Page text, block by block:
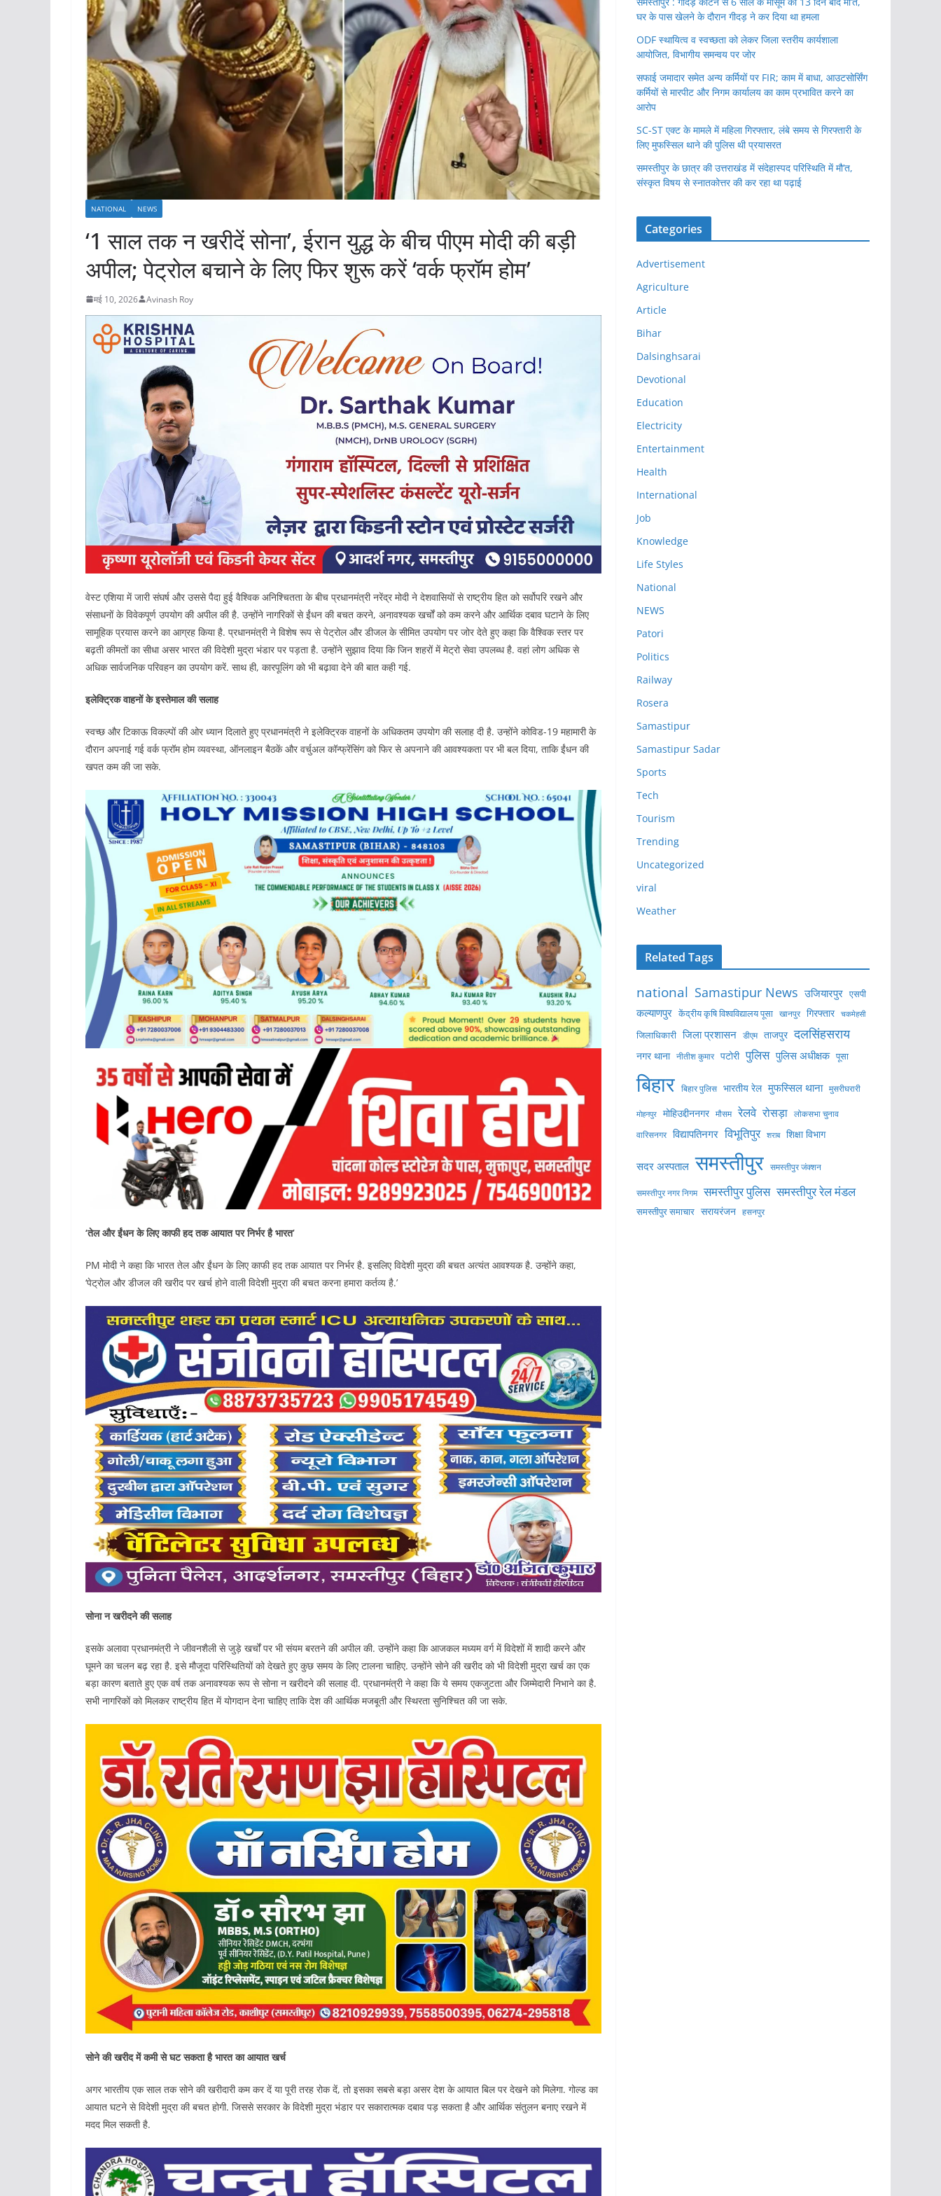
NATIONAL NEWS
‘1 साल तक न खरीदें सोना’, ईरान युद्ध के बीच पीएम मोदी की बड़ी
अपील; पेट्रोल बचाने के लिए फिर शुरू करें ‘वर्क फ्रॉम होम’
मई 10, 2026 Avinash Roy
वेस्ट एशिया में जारी संघर्ष और उससे पैदा हुई वैश्विक अनिश्चितता के बीच प्रधानमंत्री नरेंद्र मोदी ने देशवासियों से राष्ट्रीय हित को सर्वोपरि रखने और
संसाधनों के विवेकपूर्ण उपयोग की अपील की है. उन्होंने नागरिकों से ईंधन की बचत करने, अनावश्यक खर्चों को कम करने और आर्थिक दबाव घटाने के लिए
सामूहिक प्रयास करने का आग्रह किया है. प्रधानमंत्री ने विशेष रूप से पेट्रोल और डीजल के सीमित उपयोग पर जोर देते हुए कहा कि वैश्विक स्तर पर
बढ़ती कीमतों का सीधा असर भारत की विदेशी मुद्रा भंडार पर पड़ता है. उन्होंने सुझाव दिया कि जिन शहरों में मेट्रो सेवा उपलब्ध है. वहां लोग अधिक से
अधिक सार्वजनिक परिवहन का उपयोग करें. साथ ही, कारपूलिंग को भी बढ़ावा देने की बात कही गई.
इलेक्ट्रिक वाहनों के इस्तेमाल की सलाह
स्वच्छ और टिकाऊ विकल्पों की ओर ध्यान दिलाते हुए प्रधानमंत्री ने इलेक्ट्रिक वाहनों के अधिकतम उपयोग की सलाह दी है. उन्होंने कोविड-19 महामारी के
दौरान अपनाई गई वर्क फ्रॉम होम व्यवस्था, ऑनलाइन बैठकें और वर्चुअल कॉन्फ्रेंसिंग को फिर से अपनाने की आवश्यकता पर भी बल दिया, ताकि ईंधन की
खपत कम की जा सके.
‘तेल और ईंधन के लिए काफी हद तक आयात पर निर्भर है भारत’
PM मोदी ने कहा कि भारत तेल और ईंधन के लिए काफी हद तक आयात पर निर्भर है. इसलिए विदेशी मुद्रा की बचत अत्यंत आवश्यक है. उन्होंने कहा,
‘पेट्रोल और डीजल की खरीद पर खर्च होने वाली विदेशी मुद्रा की बचत करना हमारा कर्तव्य है.’
सोना न खरीदने की सलाह
इसके अलावा प्रधानमंत्री ने जीवनशैली से जुड़े खर्चों पर भी संयम बरतने की अपील की. उन्होंने कहा कि आजकल मध्यम वर्ग में विदेशों में शादी करने और
घूमने का चलन बढ़ रहा है. इसे मौजूदा परिस्थितियों को देखते हुए कुछ समय के लिए टालना चाहिए. उन्होंने सोने की खरीद को भी विदेशी मुद्रा खर्च का एक
बड़ा कारण बताते हुए एक वर्ष तक अनावश्यक रूप से सोना न खरीदने की सलाह दी. प्रधानमंत्री ने कहा कि ये समय एकजुटता और जिम्मेदारी निभाने का है.
सभी नागरिकों को मिलकर राष्ट्रीय हित में योगदान देना चाहिए ताकि देश की आर्थिक मजबूती और स्थिरता सुनिश्चित की जा सके.
सोने की खरीद में कमी से घट सकता है भारत का आयात खर्च
अगर भारतीय एक साल तक सोने की खरीदारी कम कर दें या पूरी तरह रोक दें, तो इसका सबसे बड़ा असर देश के आयात बिल पर देखने को मिलेगा. गोल्ड का
आयात घटने से विदेशी मुद्रा की बचत होगी. जिससे सरकार के विदेशी मुद्रा भंडार पर सकारात्मक दबाव पड़ सकता है और आर्थिक संतुलन बनाए रखने में
मदद मिल सकती है.
घर के पास खेलने के दौरान गीदड़ ने कर दिया था हमला
ODF स्थायित्व व स्वच्छता को लेकर जिला स्तरीय कार्यशाला
आयोजित, विभागीय समन्वय पर जोर
सफाई जमादार समेत अन्य कर्मियों पर FIR; काम में बाधा, आउटसोर्सिंग
कर्मियों से मारपीट और निगम कार्यालय का काम प्रभावित करने का
आरोप
SC-ST एक्ट के मामले में महिला गिरफ्तार, लंबे समय से गिरफ्तारी के
लिए मुफस्सिल थाने की पुलिस थी प्रयासरत
समस्तीपुर के छात्र की उत्तराखंड में संदेहास्पद परिस्थिति में मौ’त,
संस्कृत विषय से स्नातकोत्तर की कर रहा था पढ़ाई
Categories
Advertisement
Agriculture
Article
Bihar
Dalsinghsarai
Devotional
Education
Electricity
Entertainment
Health
International
Job
Knowledge
Life Styles
National
NEWS
Patori
Politics
Railway
Rosera
Samastipur
Samastipur Sadar
Sports
Tech
Tourism
Trending
Uncategorized
viral
Weather
Related Tags
national Samastipur News उजियारपुर एसपी
कल्याणपुर केंद्रीय कृषि विश्वविद्यालय पूसा खानपुर गिरफ्तार चकमेहसी
जिलाधिकारी जिला प्रशासन डीएम ताजपुर दलसिंहसराय
नगर थाना नीतीश कुमार पटोरी पुलिस पुलिस अधीक्षक पूसा
बिहार बिहार पुलिस भारतीय रेल मुफस्सिल थाना मुसरीघरारी
मोहनपुर मोहिउद्दीननगर मौसम रेलवे रोसड़ा लोकसभा चुनाव
वारिसनगर विद्यापतिनगर विभूतिपुर शराब शिक्षा विभाग
सदर अस्पताल समस्तीपुर समस्तीपुर जंक्शन
समस्तीपुर नगर निगम समस्तीपुर पुलिस समस्तीपुर रेल मंडल
समस्तीपुर समाचार सरायरंजन हसनपुर